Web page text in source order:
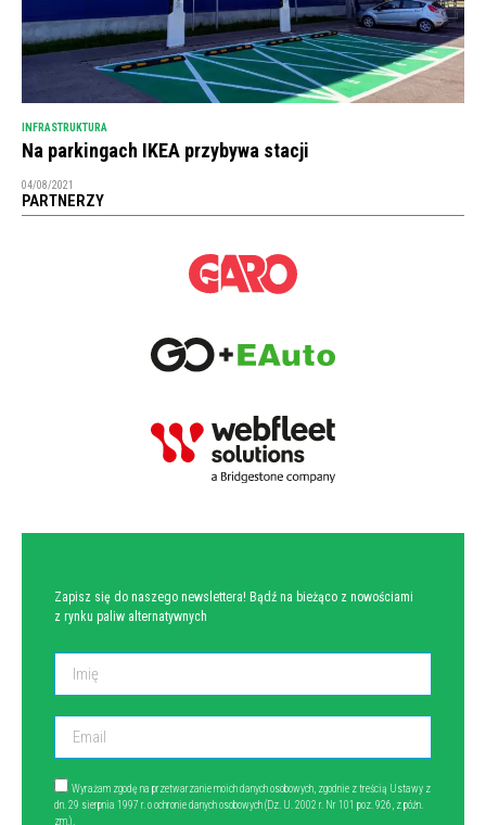
INFRASTRUKTURA
Na parkingach IKEA przybywa stacji
04/08/2021
PARTNERZY
Zapisz się do naszego newslettera! Bądź na bieżąco z nowościami
z rynku paliw alternatywnych
Wyrażam zgodę na przetwarzanie moich danych osobowych, zgodnie z treścią Ustawy z
dn. 29 sierpnia 1997 r. o ochronie danych osobowych (Dz. U. 2002 r. Nr 101 poz. 926, z późn.
zm.).